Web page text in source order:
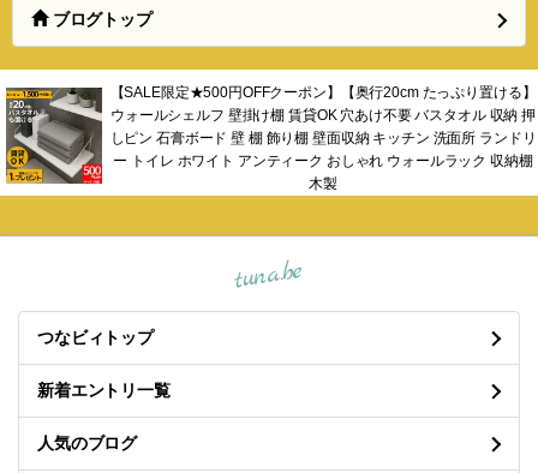
ブログトップ
【SALE限定★500円OFFクーポン】【奥行20cm たっぷり置ける】
ウォールシェルフ 壁掛け棚 賃貸OK 穴あけ不要 バスタオル 収納 押
しピン 石膏ボード 壁 棚 飾り棚 壁面収納 キッチン 洗面所 ランドリ
ー トイレ ホワイト アンティーク おしゃれ ウォールラック 収納棚
木製
tuna.be
つなビィトップ
新着エントリ一覧
人気のブログ